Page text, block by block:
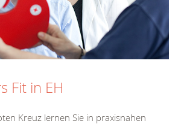
Fit in EH
Kreuz lernen Sie in praxisnahen